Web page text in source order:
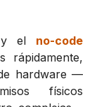
el no-code
rápidamente,
hardware —
físicos